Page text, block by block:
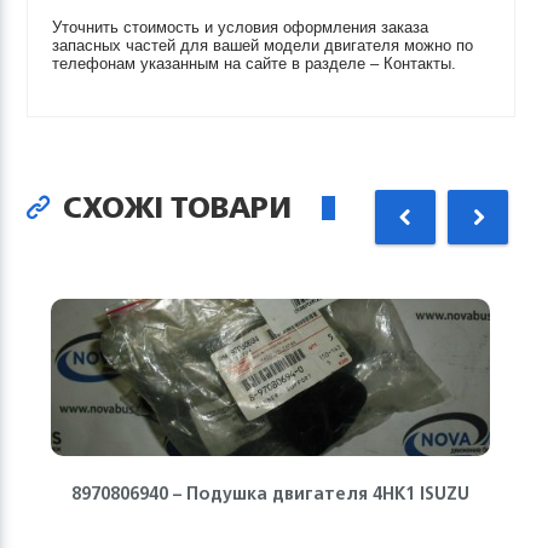
Уточнить стоимость и условия оформления заказа
запасных частей для вашей модели двигателя можно по
телефонам указанным на сайте в разделе – Контакты.
СХОЖІ ТОВАРИ
8970806940 – Подушка двигателя 4HK1 ISUZU